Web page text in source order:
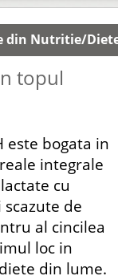
din Nutritie/
topul
este bogata in
integrale
cu
de
al cincilea
loc in
din lume.